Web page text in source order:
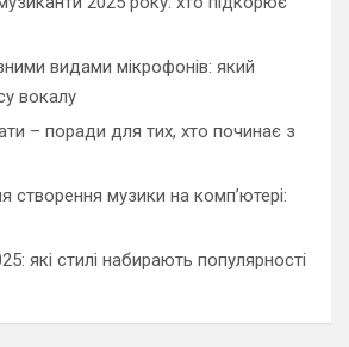
видами мікрофонів: який
вокалу
– поради для тих, хто починає з
музики на комп’ютері:
які стилі набирають популярності